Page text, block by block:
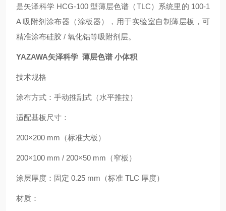
是矢泽科学 HCG-100 型薄层色谱（TLC）系统里的 100-1
A 吸附剂涂布器（涂板器），用于实验室自制薄层板，可
精准涂布硅胶 / 氧化铝等吸附剂层。
YAZAWA矢泽科学 薄层色谱 小体积
技术规格
涂布方式：手动推刮式（水平推拉）
适配基板尺寸：
200×200 mm（标准大板）
200×100 mm / 200×50 mm（窄板）
涂层厚度：固定 0.25 mm（标准 TLC 厚度）
材质：